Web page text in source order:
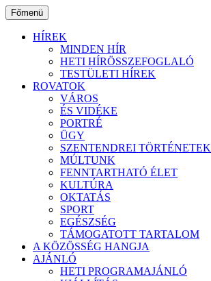
Ugrás
a
tartalomhoz
Főmenü
HÍREK
MINDEN HÍR
HETI HÍRÖSSZEFOGLALÓ
TESTÜLETI HÍREK
ROVATOK
VÁROS
ÉS VIDÉKE
PORTRÉ
ÜGY
SZENTENDREI TÖRTÉNETEK
MÚLTUNK
FENNTARTHATÓ ÉLET
KULTÚRA
OKTATÁS
SPORT
EGÉSZSÉG
TÁMOGATOTT TARTALOM
A KÖZÖSSÉG HANGJA
AJÁNLÓ
HETI PROGRAMAJÁNLÓ